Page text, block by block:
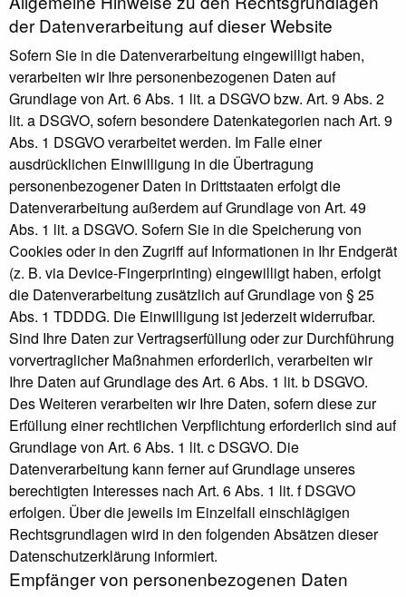
der Datenverarbeitung auf dieser Website
Sofern Sie in die Datenverarbeitung eingewilligt haben,
verarbeiten wir Ihre personenbezogenen Daten auf
Grundlage von Art. 6 Abs. 1 lit. a DSGVO bzw. Art. 9 Abs. 2
lit. a DSGVO, sofern besondere Datenkategorien nach Art. 9
Abs. 1 DSGVO verarbeitet werden. Im Falle einer
ausdrücklichen Einwilligung in die Übertragung
personenbezogener Daten in Drittstaaten erfolgt die
Datenverarbeitung außerdem auf Grundlage von Art. 49
Abs. 1 lit. a DSGVO. Sofern Sie in die Speicherung von
Cookies oder in den Zugriff auf Informationen in Ihr Endgerät
(z. B. via Device-Fingerprinting) eingewilligt haben, erfolgt
die Datenverarbeitung zusätzlich auf Grundlage von § 25
Abs. 1 TDDDG. Die Einwilligung ist jederzeit widerrufbar.
Sind Ihre Daten zur Vertragserfüllung oder zur Durchführung
vorvertraglicher Maßnahmen erforderlich, verarbeiten wir
Ihre Daten auf Grundlage des Art. 6 Abs. 1 lit. b DSGVO.
Des Weiteren verarbeiten wir Ihre Daten, sofern diese zur
Erfüllung einer rechtlichen Verpflichtung erforderlich sind auf
Grundlage von Art. 6 Abs. 1 lit. c DSGVO. Die
Datenverarbeitung kann ferner auf Grundlage unseres
berechtigten Interesses nach Art. 6 Abs. 1 lit. f DSGVO
erfolgen. Über die jeweils im Einzelfall einschlägigen
Rechtsgrundlagen wird in den folgenden Absätzen dieser
Datenschutzerklärung informiert.
Empfänger von personenbezogenen Daten